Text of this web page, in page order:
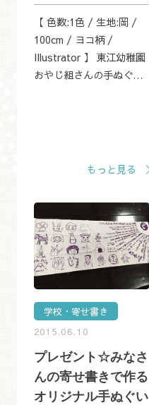
【 色数:1色 / 生地:岡 /
100cm / ヨコ柄 /
Illustrator 】 東江幼稚園
おやじ組さんの手ぬぐい
100cmの手ぬぐいを制...
もっと見る
学校・寄せ書き
2015.06.10
プレゼント☆みなさ
んの寄せ書きで作る
オリジナル手ぬぐい